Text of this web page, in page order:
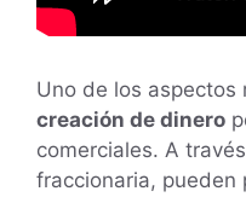
Uno de los aspectos
creación de dinero
comerciales. A
fraccionaria, pueden